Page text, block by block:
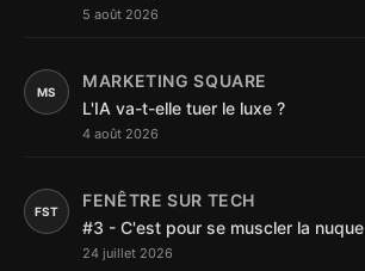
5 août 2026
MS
MARKETING SQUARE
L'IA va-t-elle tuer le luxe ?
4 août 2026
FST
FENÊTRE SUR TECH
#3 - C'est pour se muscler la nuque
24 juillet 2026